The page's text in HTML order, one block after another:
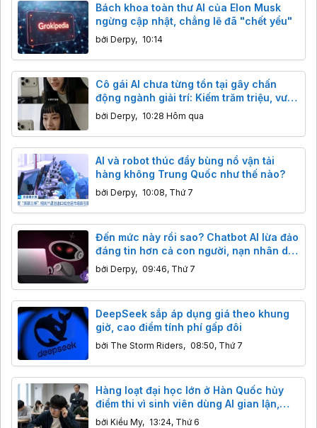
Bách khoa toàn thư AI của Elon Musk
ngừng cập nhật, chẳng lẽ đã "chết yểu"
bởi Derpy, 10:14
Cô gái AI chưa từng tồn tại gây chấn
động ngành giải trí: Kiếm trăm triệu, vượt
mặt sao thật
bởi Derpy, 10:28 Hôm qua
AI và robot thúc đẩy bùng nổ vận tải
hàng không Trung Quốc như thế nào?
bởi Derpy, 10:08, Thứ 7
Đến mức này rồi sao? Chatbot AI lừa đảo
đáng tin hơn cả con người, nạn nhân dễ
sập bẫy hơn.
bởi Derpy, 09:46, Thứ 7
DeepSeek sắp áp dụng giá theo khung
giờ, cao điểm tính phí gấp đôi
bởi The Storm Riders, 08:50, Thứ 7
Hàng loạt đại học lớn ở Hàn Quốc hủy
điểm thi vì sinh viên dùng AI gian lận,
phải quay lại thi viết tay
bởi Kiều My, 13:24, Thứ 6